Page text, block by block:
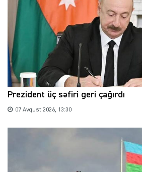
Prezident üç səfiri geri çağırdı
07 Avqust 2026, 13:30